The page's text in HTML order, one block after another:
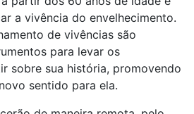
a vivência do envelhecimento.
de vivências são
para levar os
sobre sua história, promovendo
sentido para ela.